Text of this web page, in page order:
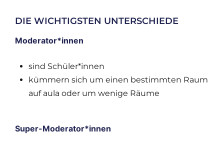
DIE WICHTIGSTEN UNTERSCHIEDE
Moderator*innen
sind Schüler*innen
kümmern sich um einen bestimmten Raum
auf aula oder um wenige Räume
Super-Moderator*innen